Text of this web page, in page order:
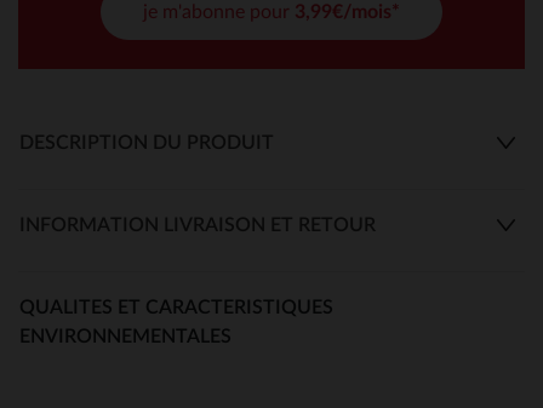
je m'abonne pour 3,99€/mois*
DESCRIPTION DU PRODUIT
INFORMATION LIVRAISON ET RETOUR
QUALITES ET CARACTERISTIQUES
ENVIRONNEMENTALES